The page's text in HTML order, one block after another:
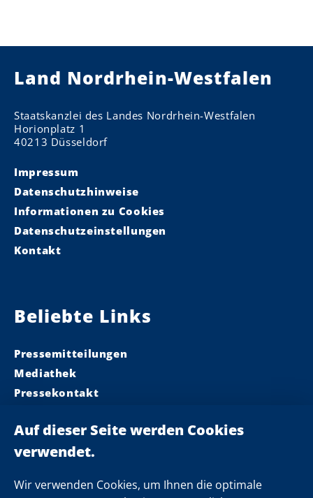
Wir verwenden Cookies, um Ihnen die optimale
Land Nordrhein-Westfalen
Staatskanzlei des Landes Nordrhein-Westfalen
Horionplatz 1
40213 Düsseldorf
Impressum
Datenschutzhinweise
Informationen zu Cookies
Datenschutzeinstellungen
Kontakt
Beliebte Links
Pressemitteilungen
Mediathek
Pressekontakt
Landeskabinett
Einsamkeit